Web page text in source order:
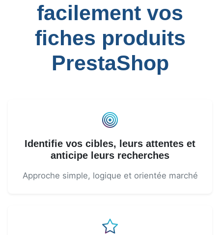
facilement vos
fiches produits
PrestaShop
Identifie vos cibles, leurs attentes et
anticipe leurs recherches
Approche simple, logique et orientée marché